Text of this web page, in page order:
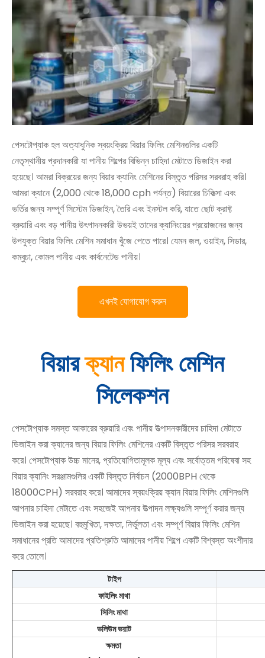
পেসটোপ্যাক হল অত্যাধুনিক স্বয়ংক্রিয় বিয়ার ফিলিং মেশিনগুলির একটি
নেতৃস্থানীয় প্রদানকারী যা পানীয় শিল্পের বিভিন্ন চাহিদা মেটাতে ডিজাইন করা
হয়েছে। আমরা বিক্রয়ের জন্য বিয়ার ক্যানিং মেশিনের বিস্তৃত পরিসর সরবরাহ করি।
আমরা ক্যানে (2,000 থেকে 18,000 cph পর্যন্ত) বিয়ারের চিকিত্সা এবং
ভর্তির জন্য সম্পূর্ণ সিস্টেম ডিজাইন, তৈরি এবং ইনস্টল করি, যাতে ছোট ক্রাফ্ট
ব্রুয়ারি এবং বড় পানীয় উৎপাদনকারী উভয়ই তাদের ক্যানিংয়ের প্রয়োজনের জন্য
উপযুক্ত বিয়ার ফিলিং মেশিন সমাধান খুঁজে পেতে পারে। যেমন জল, ওয়াইন, সিডার,
কম্বুচা, কোমল পানীয় এবং কার্বনেটেড পানীয়।
এখনই যোগাযোগ করুন
বিয়ারক্যানফিলিং মেশিন
সিলেকশন
পেসটোপ্যাক সমস্ত আকারের ব্রুয়ারি এবং পানীয় উত্পাদনকারীদের চাহিদা মেটাতে
ডিজাইন করা ক্যানের জন্য বিয়ার ফিলিং মেশিনের একটি বিস্তৃত পরিসর সরবরাহ
করে। পেসটোপ্যাক উচ্চ মানের, প্রতিযোগিতামূলক মূল্য এবং সর্বোত্তম পরিষেবা সহ
বিয়ার ক্যানিং সরঞ্জামগুলির একটি বিস্তৃত নির্বাচন (2000BPH থেকে
18000CPH) সরবরাহ করে। আমাদের স্বয়ংক্রিয় ক্যান বিয়ার ফিলিং মেশিনগুলি
আপনার চাহিদা মেটাতে এবং সহজেই আপনার উত্পাদন লক্ষ্যগুলি সম্পূর্ণ করার জন্য
ডিজাইন করা হয়েছে। বহুমুখিতা, দক্ষতা, নির্ভুলতা এবং সম্পূর্ণ বিয়ার ফিলিং মেশিন
সমাধানের প্রতি আমাদের প্রতিশ্রুতি আমাদের পানীয় শিল্পে একটি বিশ্বস্ত অংশীদার
করে তোলে।
টাইপ
ফাইলিং মাথা
সিলিং মাথা
ভলিউম ভরাট
ক্ষমতা